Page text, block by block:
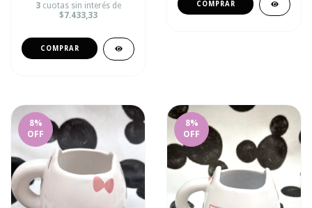
3 cuotas sin interés de
$7.433,33
8%
OFF
8%
OFF